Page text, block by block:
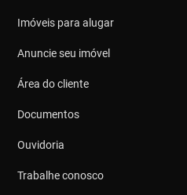
Imóveis para alugar
Anuncie seu imóvel
Área do cliente
Documentos
Ouvidoria
Trabalhe conosco